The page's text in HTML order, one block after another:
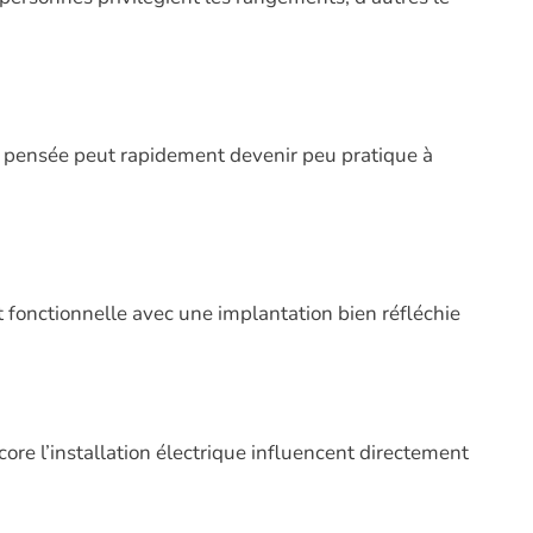
peut rapidement devenir peu pratique à
fonctionnelle avec une implantation bien réfléchie
l’installation électrique influencent directement